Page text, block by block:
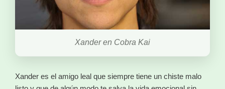
Xander en Cobra Kai
Xander es el amigo leal que siempre tiene un chiste malo